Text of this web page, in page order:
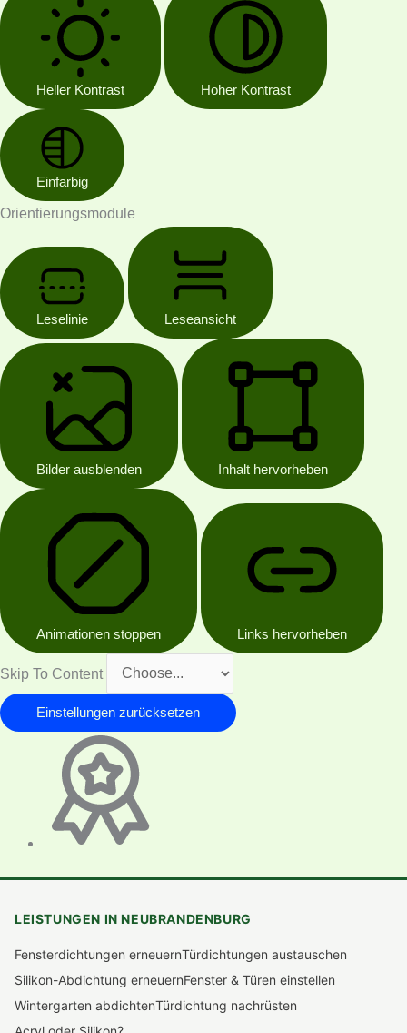
Heller Kontrast Hoher Kontrast
Einfarbig
Orientierungsmodule
Leselinie Leseansicht
Bilder ausblenden Inhalt hervorheben
Animationen stoppen Links hervorheben
Skip To Content
Einstellungen zurücksetzen
LEISTUNGEN IN NEUBRANDENBURG
Fensterdichtungen erneuernTürdichtungen austauschen
Silikon-Abdichtung erneuernFenster & Türen einstellen
Wintergarten abdichtenTürdichtung nachrüsten